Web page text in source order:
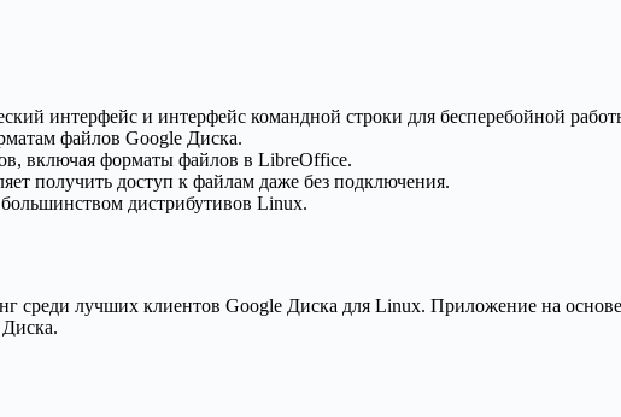
интерфейс и интерфейс командной строки для бесперебойной
файлов Google Диска.
включая форматы файлов в LibreOffice.
получить доступ к файлам даже без подключения.
дистрибутивов Linux.
среди лучших клиентов Google Диска для Linux. Приложение на